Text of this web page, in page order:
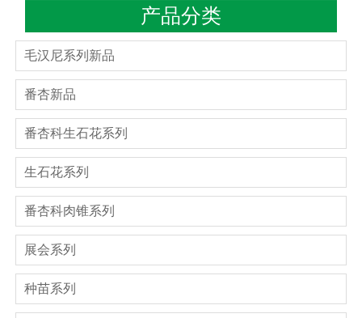
产品分类
毛汉尼系列新品
番杏新品
番杏科生石花系列
生石花系列
番杏科肉锥系列
展会系列
种苗系列